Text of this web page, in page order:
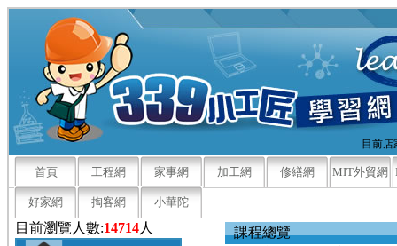
目前
首頁 工程網 家事網 加工網 修繕網 MIT外貿網
好家網 掏客網 小華陀
目前瀏覽人數:14714人 課程總覽